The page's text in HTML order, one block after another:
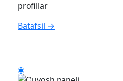
profillar
Batafsil →